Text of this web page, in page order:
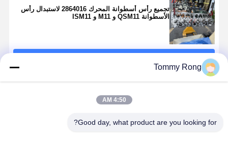
تجميع رأس أسطوانة المحرك 2864016 لاستبدال رأس
الأسطوانة QSM11 و M11 و ISM11
Tommy Rong
4:50 AM
Good day, what product are you looking for?